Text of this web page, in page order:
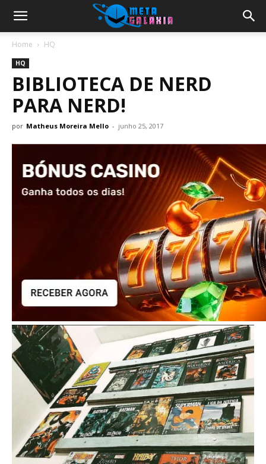
Home HQ
HQ
BIBLIOTECA DE NERD
PARA NERD!
por Matheus Moreira Mello - junho 25, 2017